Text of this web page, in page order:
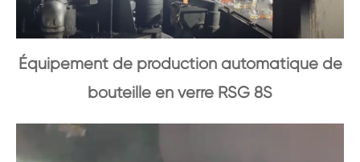
Équipement de production automatique de
bouteille en verre RSG 8S